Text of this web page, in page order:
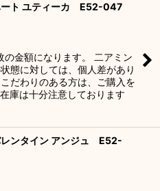
ート ユティーカ E52-047
金額になります。 二アミン
態に対しては、個人差があり
だわりのある方は、ご購入を
庫は十分注意しております
レンタイン アンジュ E52-